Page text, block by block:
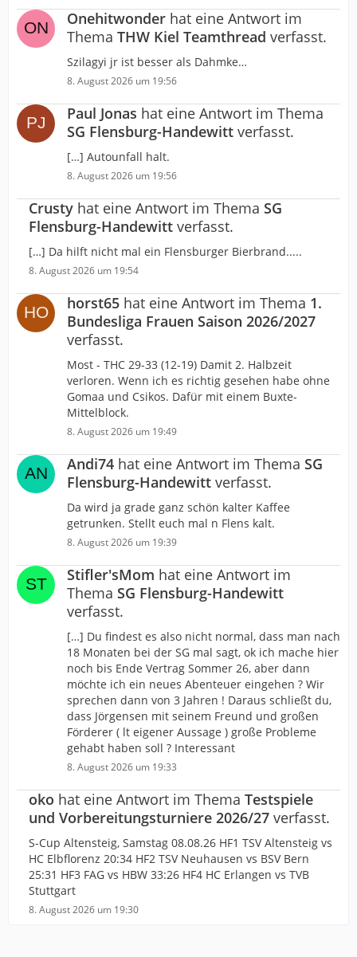
Onehitwonder hat eine Antwort im
Thema THW Kiel Teamthread verfasst.
Szilagyi jr ist besser als Dahmke…
8. August 2026 um 19:56
Paul Jonas hat eine Antwort im Thema
SG Flensburg-Handewitt verfasst.
[…] Autounfall halt.
8. August 2026 um 19:56
Crusty hat eine Antwort im Thema SG
Flensburg-Handewitt verfasst.
[…] Da hilft nicht mal ein Flensburger Bierbrand.....
8. August 2026 um 19:54
horst65 hat eine Antwort im Thema 1.
Bundesliga Frauen Saison 2026/2027
verfasst.
Most - THC 29-33 (12-19) Damit 2. Halbzeit
verloren. Wenn ich es richtig gesehen habe ohne
Gomaa und Csikos. Dafür mit einem Buxte-
Mittelblock.
8. August 2026 um 19:49
Andi74 hat eine Antwort im Thema SG
Flensburg-Handewitt verfasst.
Da wird ja grade ganz schön kalter Kaffee
getrunken. Stellt euch mal n Flens kalt.
8. August 2026 um 19:39
Stifler'sMom hat eine Antwort im
Thema SG Flensburg-Handewitt
verfasst.
[…] Du findest es also nicht normal, dass man nach
18 Monaten bei der SG mal sagt, ok ich mache hier
noch bis Ende Vertrag Sommer 26, aber dann
möchte ich ein neues Abenteuer eingehen ? Wir
sprechen dann von 3 Jahren ! Daraus schließt du,
dass Jörgensen mit seinem Freund und großen
Förderer ( lt eigener Aussage ) große Probleme
gehabt haben soll ? Interessant
8. August 2026 um 19:33
oko hat eine Antwort im Thema Testspiele
und Vorbereitungsturniere 2026/27 verfasst.
S-Cup Altensteig, Samstag 08.08.26 HF1 TSV Altensteig vs
HC Elbflorenz 20:34 HF2 TSV Neuhausen vs BSV Bern
25:31 HF3 FAG vs HBW 33:26 HF4 HC Erlangen vs TVB
Stuttgart
8. August 2026 um 19:30